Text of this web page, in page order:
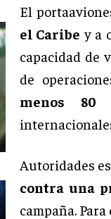
El
el Caribe y a
capacidad de
de
menos 80
Autoridades
contra una
campaña.